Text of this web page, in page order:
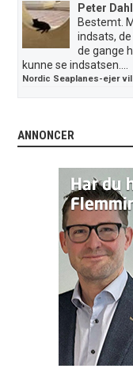
Peter
Bestemt.
indsats,
de gange
kunne se indsatsen....
Nordic Seaplanes-ejer
ANNONCER